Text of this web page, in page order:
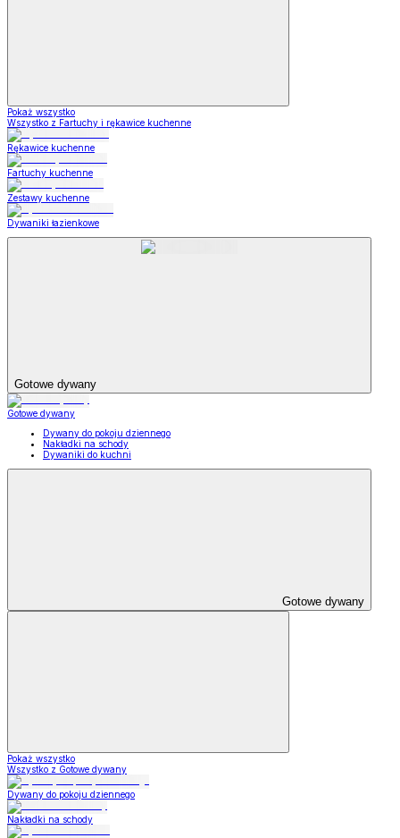
Pokaż wszystko
Wszystko z Fartuchy i rękawice kuchenne
Rękawice kuchenne
Fartuchy kuchenne
Zestawy kuchenne
Dywaniki łazienkowe
Gotowe dywany
Gotowe dywany
Dywany do pokoju dziennego
Nakładki na schody
Dywaniki do kuchni
Gotowe dywany
Pokaż wszystko
Wszystko z Gotowe dywany
Dywany do pokoju dziennego
Nakładki na schody